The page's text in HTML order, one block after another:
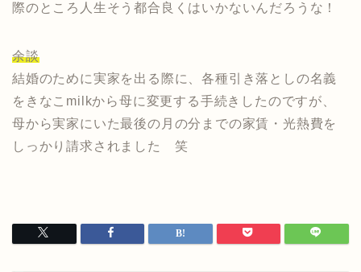
際のところ人生そう都合良くはいかないんだろうな！
余談
結婚のために実家を出る際に、各種引き落としの名義
をきなこmilkから母に変更する手続きしたのですが、
母から実家にいた最後の月の分までの家賃・光熱費を
しっかり請求されました 笑